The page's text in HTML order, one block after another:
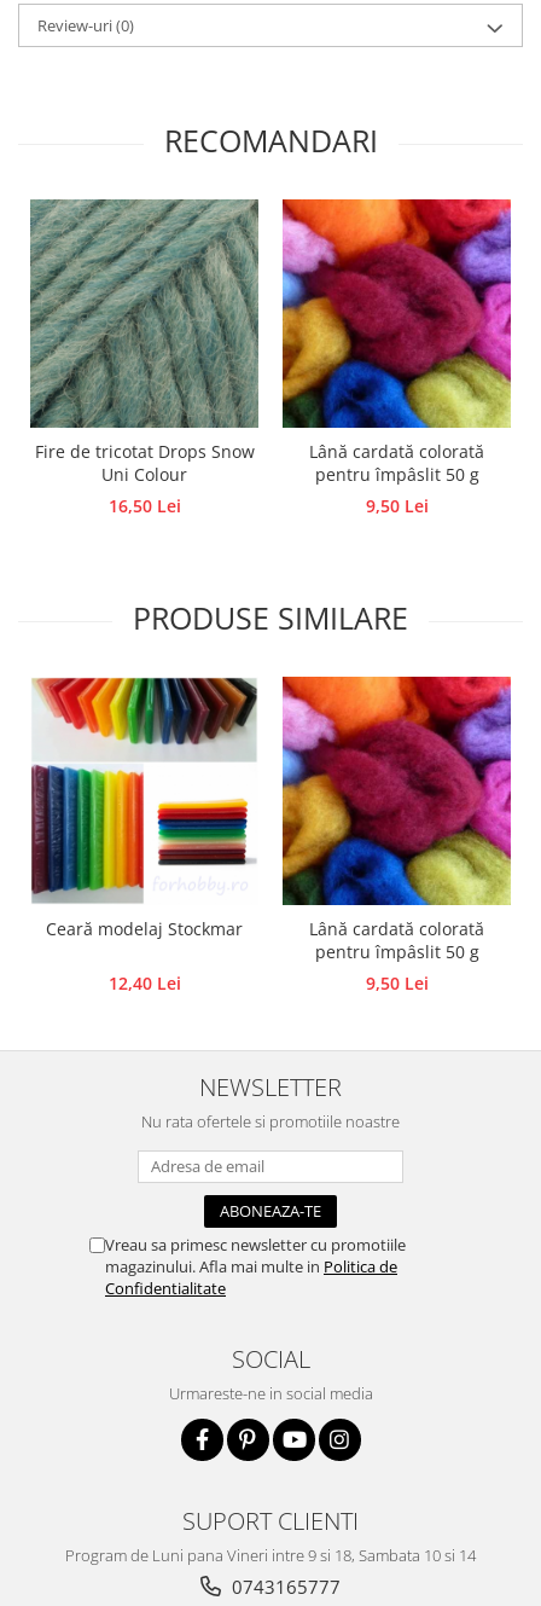
Accesorii pictura pe fata
Pluta
Review-uri(0)
RECOMANDARI
Fire de tricotat Drops Snow
Uni Colour
16,50 Lei
Lână cardată colorată
pentru împâslit 50 g
9,50 Lei
PRODUSE SIMILARE
Ceară modelaj Stockmar
12,40 Lei
Lână cardată colorată
pentru împâslit 50 g
9,50 Lei
NEWSLETTER
Nu rata ofertele si promotiile noastre
Vreau sa primesc newsletter cu promotiile
magazinului. Afla mai multe in Politica de
Confidentialitate
SOCIAL
Urmareste-ne in social media
SUPORT CLIENTI
Program de Luni pana Vineri intre 9 si 18, Sambata 10 si 14
0743165777